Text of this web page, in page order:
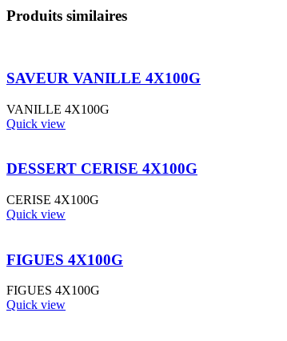
Produits similaires
SAVEUR VANILLE 4X100G
VANILLE 4X100G
Quick view
DESSERT CERISE 4X100G
CERISE 4X100G
Quick view
FIGUES 4X100G
FIGUES 4X100G
Quick view